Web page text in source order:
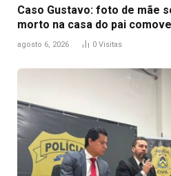
Caso Gustavo: foto de mãe
morto na casa do pai
agosto 6, 2026 0 Visitas